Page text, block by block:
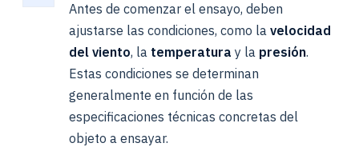
Antes de comenzar el ensayo, deben
ajustarse las condiciones, como la velocidad
del viento, la temperatura y la presión.
Estas condiciones se determinan
generalmente en función de las
especificaciones técnicas concretas del
objeto a ensayar.